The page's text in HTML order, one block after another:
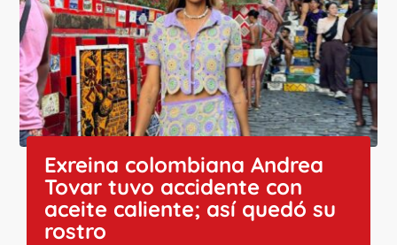
Exreina colombiana Andrea
Tovar tuvo accidente con
aceite caliente; así quedó su
rostro